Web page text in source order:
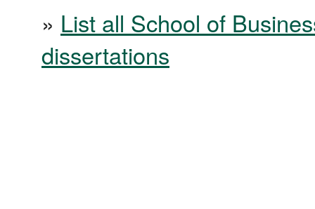
» List all School of
dissertations